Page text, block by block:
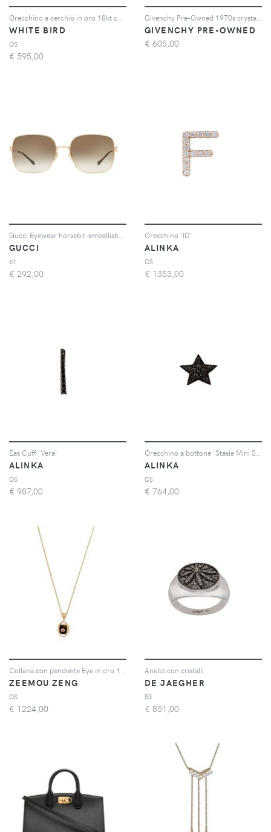
WHITE BIRD
OS
€ 595,00
GIVENCHY PRE-OWNED
€ 605,00
GUCCI
61
€ 292,00
Orecchino 'ID'
ALINKA
OS
€ 1353,00
Eas Cuff 'Vera'
ALINKA
OS
€ 987,00
ALINKA
OS
€ 764,00
ZEEMOU ZENG
OS
€ 1224,00
Anello con cristalli
DE JAEGHER
53
€ 851,00